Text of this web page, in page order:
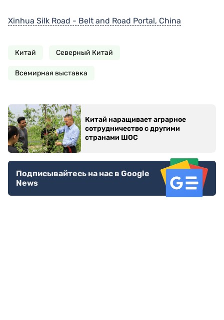
Xinhua Silk Road - Belt and Road Portal, China
Китай Северный Китай
Всемирная выставка
Китай наращивает аграрное
сотрудничество с другими
странами ШОС
Подписывайтесь на нас в Google
News